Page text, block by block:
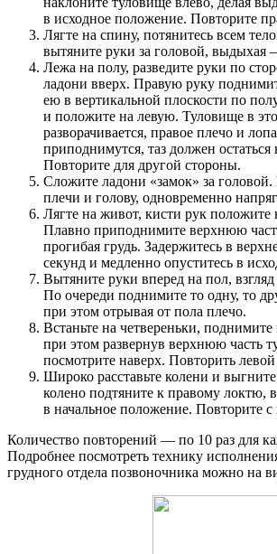
в исходное положение. Повторите
Лягте на спину, потянитесь всем
вытяните руки за головой, выдыхая
Лежа на полу, разведите руки по
ладони вверх. Правую руку
ею в вертикальной плоскости по
и положите на левую. Туловище в
разворачивается, правое плечо и
приподнимутся, таз должен
Повторите для другой стороны.
Сложите ладони «замок» за
плечи и голову, одновременно
Лягте на живот, кисти рук положите
Плавно приподнимите верхнюю
прогибая грудь. Задержитесь в
секунд и медленно опуститесь в
Вытяните руки вперед на пол, взгляд
По очереди поднимите то одну, то
при этом отрывая от пола плечо.
Встаньте на четвереньки,
при этом развернув верхнюю часть
посмотрите наверх. Повторить
Широко расставьте колени и
колено подтяните к правому локтю,
в начальное положение. Повторите
Количество повторений — по 10 раз для
Подробнее посмотреть технику
грудного отдела позвоночника можно на